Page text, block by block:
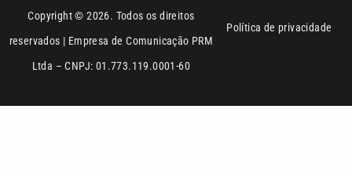
Copyright © 2026. Todos os direitos
reservados | Empresa de Comunicação PRM
Ltda – CNPJ: 01.773.119.0001-60
Política de privacidade